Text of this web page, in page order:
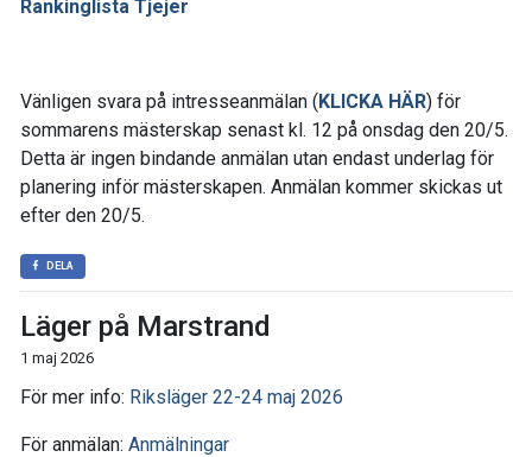
Rankinglista Tjejer
Vänligen svara på intresseanmälan (KLICKA HÄR) för
sommarens mästerskap senast kl. 12 på onsdag den 20/5.
Detta är ingen bindande anmälan utan endast underlag för
planering inför mästerskapen. Anmälan kommer skickas ut
efter den 20/5.
DELA
Läger på Marstrand
1 maj 2026
För mer info: Riksläger 22-24 maj 2026
För anmälan: Anmälningar